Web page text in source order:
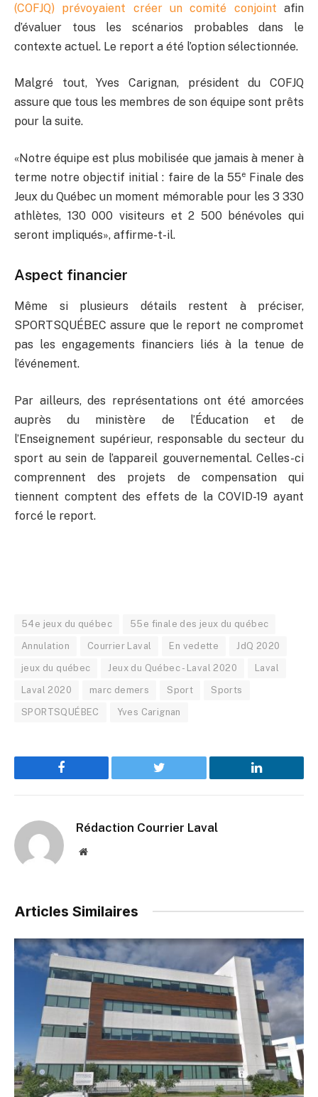
(COFJQ) prévoyaient créer un comité conjoint afin
d’évaluer tous les scénarios probables dans le
contexte actuel. Le report a été l’option sélectionnée.
Malgré tout, Yves Carignan, président du COFJQ
assure que tous les membres de son équipe sont prêts
pour la suite.
«Notre équipe est plus mobilisée que jamais à mener à
terme notre objectif initial : faire de la 55eFinale des
Jeux du Québec un moment mémorable pour les 3 330
athlètes, 130 000 visiteurs et 2 500 bénévoles qui
seront impliqués», affirme-t-il.
Aspect financier
Même si plusieurs détails restent à préciser,
SPORTSQUÉBEC assure que le report ne compromet
pas les engagements financiers liés à la tenue de
l’événement.
Par ailleurs, des représentations ont été amorcées
auprès du ministère de l’Éducation et de
l’Enseignement supérieur, responsable du secteur du
sport au sein de l’appareil gouvernemental. Celles-ci
comprennent des projets de compensation qui
tiennent comptent des effets de la COVID-19 ayant
forcé le report.
54e jeux du québec 55e finale des jeux du québec
Annulation Courrier Laval En vedette JdQ 2020
jeux du québec Jeux du Québec - Laval 2020 Laval
Laval 2020 marc demers Sport Sports
SPORTSQUÉBEC Yves Carignan
Facebook Twitter LinkedIn
Rédaction Courrier Laval
Website
Articles Similaires